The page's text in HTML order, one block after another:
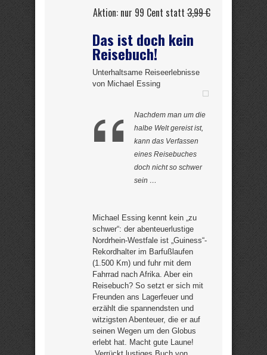
Aktion: nur 99 Cent statt3,99 €
Das ist doch kein
Reisebuch!
Unterhaltsame Reiseerlebnisse
von Michael Essing
Nachdem man um die
halbe Welt gereist ist,
kann das Verfassen
eines Reisebuches
doch nicht so schwer
sein …
Michael Essing kennt kein „zu
schwer“: der abenteuerlustige
Nordrhein-Westfale ist „Guiness“-
Rekordhalter im Barfußlaufen
(1.500 Km) und fuhr mit dem
Fahrrad nach Afrika. Aber ein
Reisebuch? So setzt er sich mit
Freunden ans Lagerfeuer und
erzählt die spannendsten und
witzigsten Abenteuer, die er auf
seinen Wegen um den Globus
erlebt hat. Macht gute Laune!